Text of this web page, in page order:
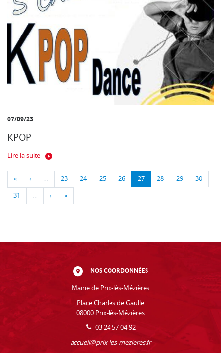
07/09/23
KPOP
Lire la suite
« ‹ … 23 24 25 26 27 28 29 30
31 … › »
NOS COORDONNÉES
Mairie de Prix-lès-Mézières
Place Charles de Gaulle
08000 Prix-lès-Mézières
03 24 57 04 92
accueil@prix-les-mezieres.fr